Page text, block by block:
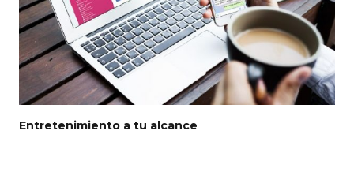
Entretenimiento a tu alcance